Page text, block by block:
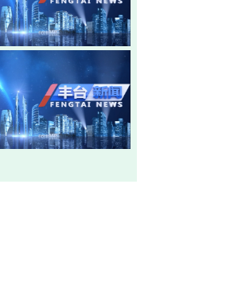
20260803-丰台新闻
20260730-丰台新闻